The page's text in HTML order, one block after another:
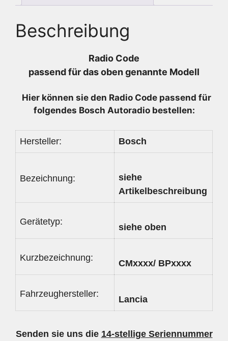
7648591916
Menge
Beschreibung
Radio Code
passend für das oben genannte Modell
Hier können sie den RadioCode passend für
folgendes Bosch Autoradio bestellen:
Hersteller: Bosch
Bezeichnung:
siehe
Artikelbeschreibung
Gerätetyp:
siehe oben
Kurzbezeichnung:
CMxxxx/ BPxxxx
Fahrzeughersteller:
Lancia
Senden sie uns die 14-stellige Seriennummer